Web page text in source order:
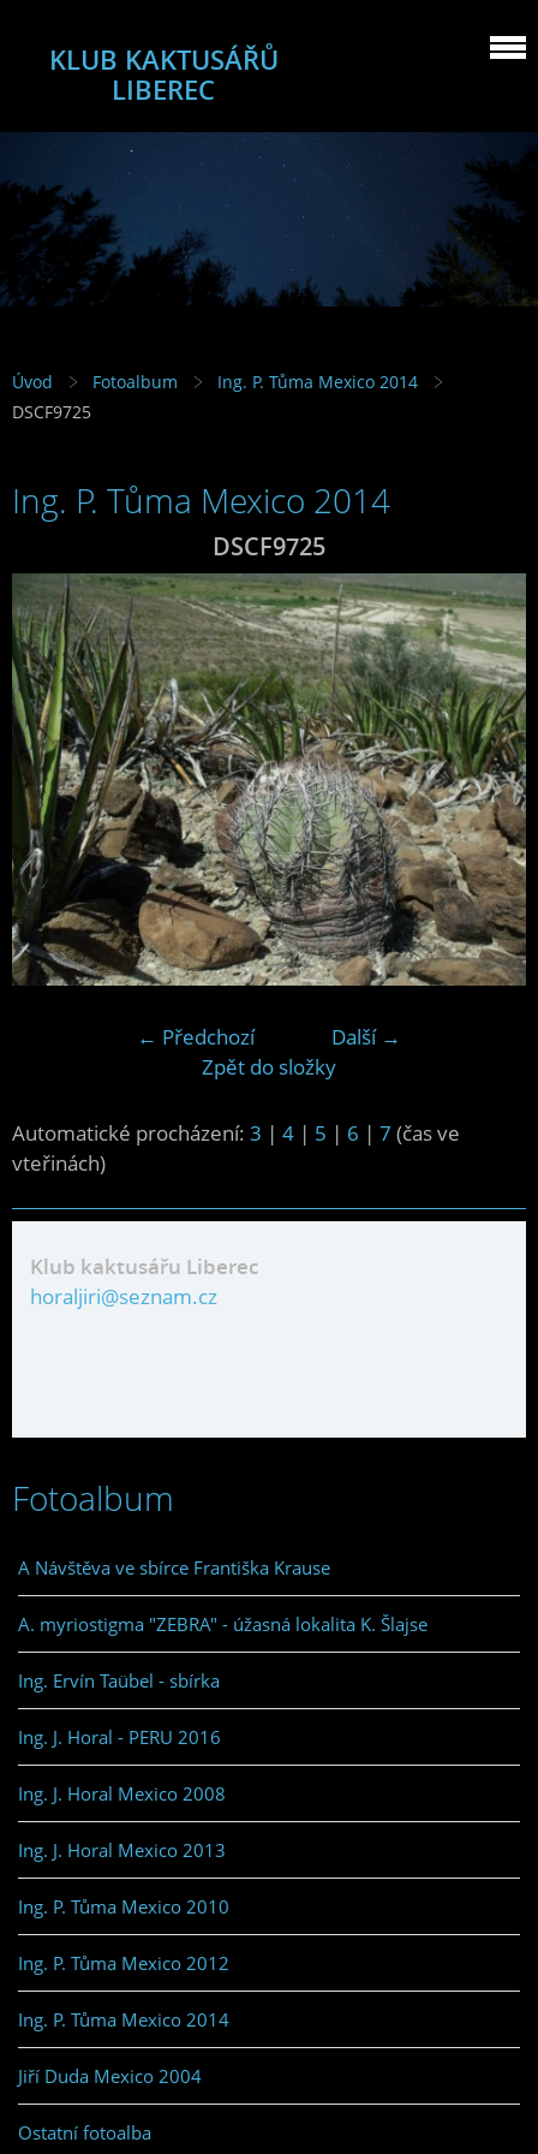
KLUB KAKTUSÁŘŮ
LIBEREC
Úvod Fotoalbum
Ing. P. Tůma Mexico 2014
DSCF9725
Ing. P. Tůma Mexico 2014
DSCF9725
← Předchozí
Další →
Zpět do složky
Automatické procházení: 3 | 4 | 5 | 6 | 7 (čas ve
vteřinách)
Klub kaktusářu Liberec
horaljiri@seznam.cz
Fotoalbum
A Návštěva ve sbírce Františka Krause
A. myriostigma "ZEBRA" - úžasná lokalita K. Šlajse
Ing. Ervín Taübel - sbírka
Ing. J. Horal - PERU 2016
Ing. J. Horal Mexico 2008
Ing. J. Horal Mexico 2013
Ing. P. Tůma Mexico 2010
Ing. P. Tůma Mexico 2012
Ing. P. Tůma Mexico 2014
Jiří Duda Mexico 2004
Ostatní fotoalba